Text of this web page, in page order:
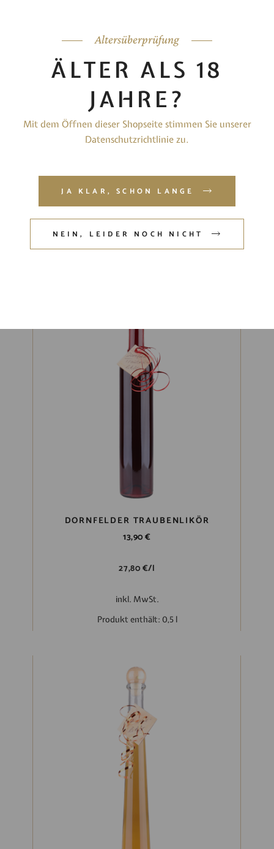
Altersüberprüfung
ÄLTER ALS 18
JAHRE?
Mit dem Öffnen dieser Shopseite stimmen Sie unserer
Datenschutzrichtlinie zu.
JA KLAR, SCHON LANGE
NEIN, LEIDER NOCH NICHT
GRAPPA AUS GEWÜRZTRAMINER
25,80€/l
Produkt enthält: 0,5
DORNFELDER TRAUBENLIKÖR
13,90€
27,80€/l
inkl. MwSt.
Produkt enthält: 0,5 l